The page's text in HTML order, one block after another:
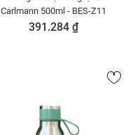
Carlmann 500ml - BES-Z11
391.284 ₫